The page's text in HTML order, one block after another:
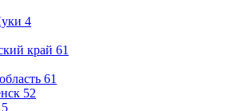
4
край 61
61
52
5